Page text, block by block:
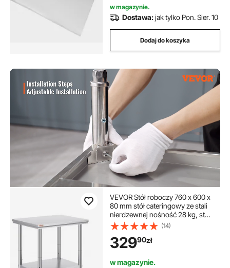
w magazynie.
Dostawa:jak tylko Pon. Sier. 10
Dodaj do koszyka
VEVOR Stół roboczy 760 x 600 x
80 mm stół cateringowy ze stali
nierdzewnej nośność 28 kg, stół
do przygotowywania posiłków z
najazdem Komercyjny stół
roboczy do baru kuchennego 4
regulowane nóżki
(14)
32990zł
w magazynie.